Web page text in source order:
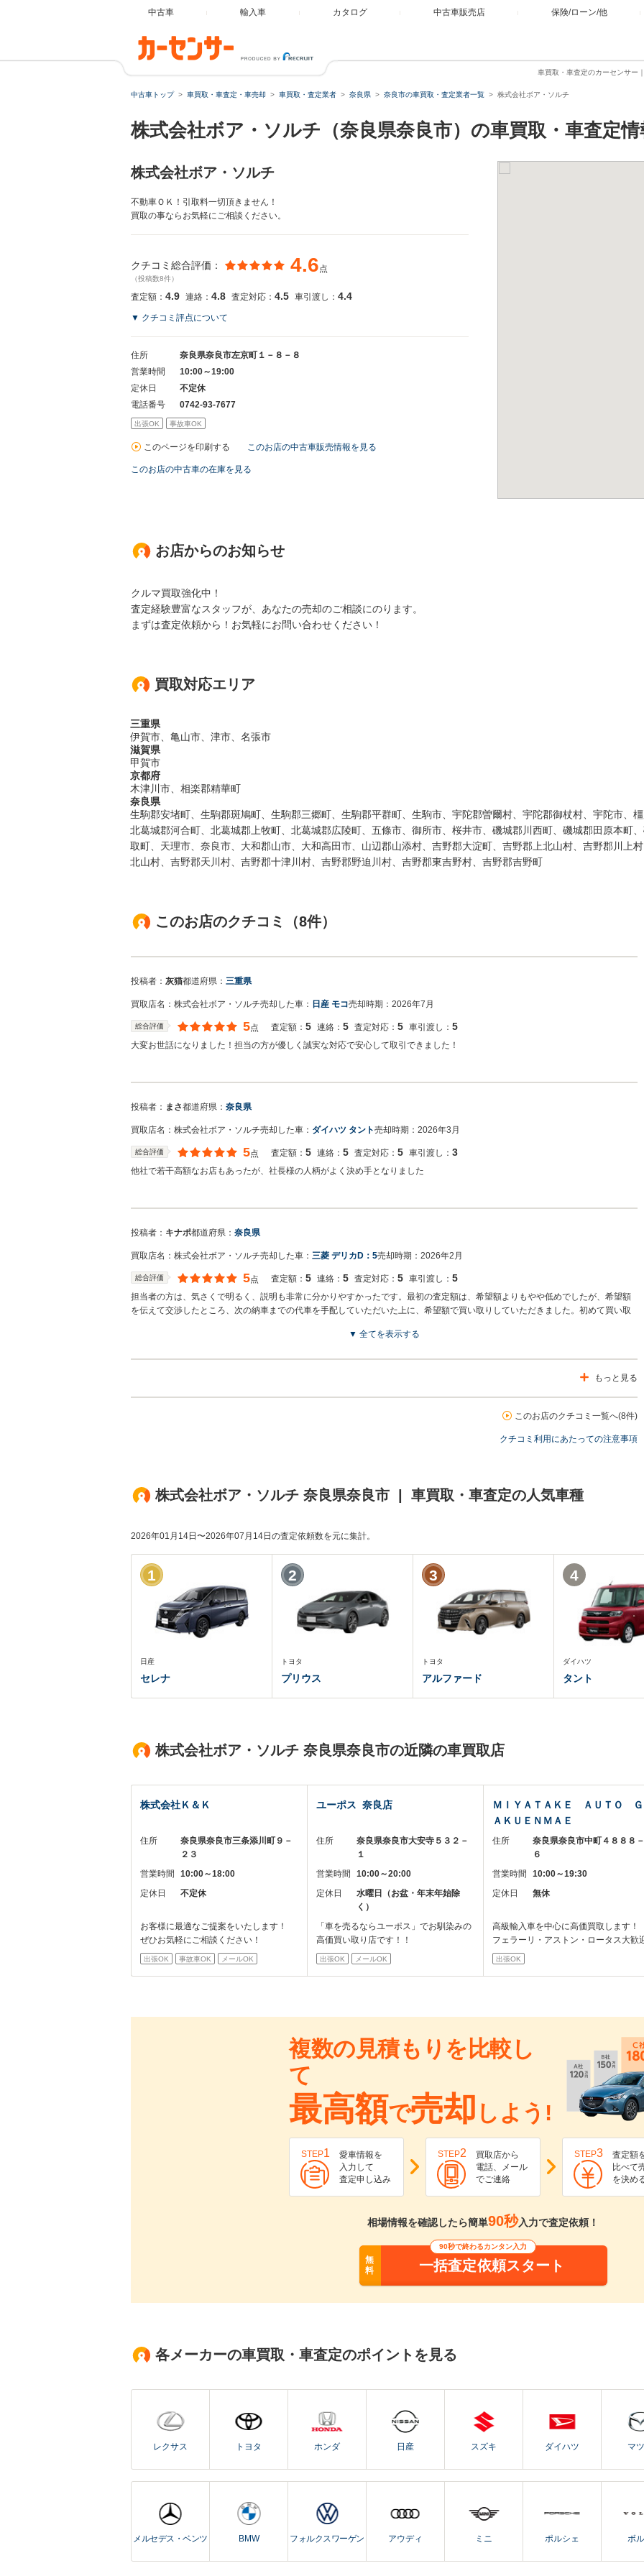
中古車 輸入車 カタログ 中古車販売店 保険/ローン/他
車買取・車査定のカーセンサー
中古車トップ 車買取・車査定・車売却 車買取・査定業者 奈良県 奈良市の車買取・査定業者一覧 株式会社ボア・ソルチ
株式会社ボア・ソルチ（奈良県奈良市）の車買取・車査定情
株式会社ボア・ソルチ
不動車ＯＫ！引取料一切頂きません！
買取の事ならお気軽にご相談ください。
クチコミ総合評価： 4.6点
（投稿数8件）
査定額： 4.9 連絡： 4.8 査定対応： 4.5 車引渡し： 4.4
▼ クチコミ評点について
住所
奈良県奈良市左京町１－８－８
営業時間
10:00～19:00
定休日
不定休
電話番号
0742-93-7677
出張OK 事故車OK
このページを印刷する このお店の中古車販売情報を見る
このお店の中古車の在庫を見る
お店からのお知らせ
クルマ買取強化中！
査定経験豊富なスタッフが、あなたの売却のご相談にのります。
まずは査定依頼から！お気軽にお問い合わせください！
買取対応エリア
三重県
伊賀市、亀山市、津市、名張市
滋賀県
甲賀市
京都府
木津川市、相楽郡精華町
奈良県
生駒郡安堵町、生駒郡斑鳩町、生駒郡三郷町、生駒郡平群町、生駒市、宇陀郡曽爾村、宇陀郡御杖村、宇陀市、
北葛城郡河合町、北葛城郡上牧町、北葛城郡広陵町、五條市、御所市、桜井市、磯城郡川西町、磯城郡田原本町
取町、天理市、奈良市、大和郡山市、大和高田市、山辺郡山添村、吉野郡大淀町、吉野郡上北山村、吉野郡川上
北山村、吉野郡天川村、吉野郡十津川村、吉野郡野迫川村、吉野郡東吉野村、吉野郡吉野町
このお店のクチコミ（8件）
投稿者： 灰猫都道府県： 三重県
買取店名： 株式会社ボア・ソルチ売却した車： 日産 モコ売却時期： 2026年7月
総合評価 5点 査定額： 5 連絡： 5 査定対応： 5 車引渡し： 5
大変お世話になりました！担当の方が優しく誠実な対応で安心して取引できました！
投稿者： まさ都道府県： 奈良県
買取店名： 株式会社ボア・ソルチ売却した車： ダイハツ タント売却時期： 2026年3月
総合評価 5点 査定額： 5 連絡： 5 査定対応： 5 車引渡し： 3
他社で若干高額なお店もあったが、社長様の人柄がよく決め手となりました
投稿者： キナポ都道府県： 奈良県
買取店名： 株式会社ボア・ソルチ売却した車： 三菱 デリカD：5売却時期： 2026年2月
総合評価 5点 査定額： 5 連絡： 5 査定対応： 5 車引渡し： 5
担当者の方は、気さくで明るく、説明も非常に分かりやすかったです。最初の査定額は、希望額よりもやや低めでしたが、希望額
を伝えて交渉したところ、次の納車までの代車を手配していただいた上に、希望額で買い取りしていただきました。初めて買い取
▼ 全てを表示する
もっと見る
このお店のクチコミ一覧へ(8件)
クチコミ利用にあたっての注意事項
株式会社ボア・ソルチ 奈良県奈良市 | 車買取・車査定の人気車種
2026年01月14日〜2026年07月14日の査定依頼数を元に集計。
日産
セレナ
1
トヨタ
プリウス
2
トヨタ
アルファード
3
ダイハツ
タント
4
株式会社ボア・ソルチ 奈良県奈良市の近隣の車買取店
株式会社Ｋ＆Ｋ
住所
奈良県奈良市三条添川町９－
２３
営業時間
10:00～18:00
定休日
不定休
お客様に最適なご提案をいたします！
ぜひお気軽にご相談ください！
出張OK 事故車OK メールOK
ユーポス 奈良店
住所
奈良県奈良市大安寺５３２－
１
営業時間
10:00～20:00
定休日
水曜日（お盆・年末年始除
く）
「車を売るならユーポス」でお馴染みの
高価買い取り店です！！
出張OK メールOK
ＭＩＹＡＴＡＫＥ ＡＵＴＯ Ｇ
ＡＫＵＥＮＭＡＥ
住所
奈良県奈良市中町４８８８－
６
営業時間
10:00～19:30
定休日
無休
高級輸入車を中心に高価買取します！
フェラーリ・アストン・ロータス大歓
出張OK
複数の見積もりを比較し
て
最高額で売却 しよう!
STEP1
愛車情報を
入力して
査定申し込み
STEP2
買取店から
電話、メール
でご連絡
STEP3
査定額
比べて
を決め
相場情報を確認したら簡単90秒入力で査定依頼！
無
料
90秒で終わるカンタン入力
一括査定依頼スタート
各メーカーの車買取・車査定のポイントを見る
レクサス トヨタ ホンダ 日産 スズキ ダイハツ マ
メルセデス・ベンツ BMW フォルクスワーゲン アウディ ミニ ポルシェ ボ